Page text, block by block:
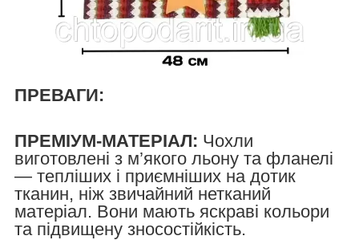
ПРЕВАГИ:
ПРЕМІУМ-МАТЕРІАЛ: Чохли
виготовлені з м’якого льону та фланелі
— тепліших і приємніших на дотик
тканин, ніж звичайний нетканий
матеріал. Вони мають яскраві кольори
та підвищену зносостійкість.